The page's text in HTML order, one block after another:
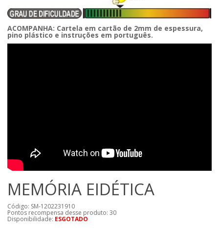
ACOMPANHA: Cartela em cartão de 2mm de espessura,
pino plástico e instruções em português.
MEMÓRIA EIDÉTICA
Código: SM-1202231910
Pontos recompensa desse produto: 30
Disponibilidade: ESGOTADO